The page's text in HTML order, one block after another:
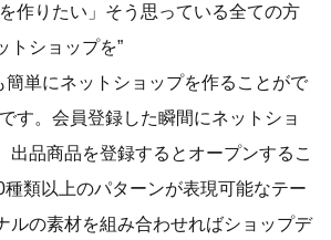
作りたい」そう思っている全ての方
トショップを”
簡単にネットショップを作ることがで
す。会員登録した瞬間にネットショ
出品商品を登録するとオープンするこ
類以上のパターンが表現可能なテー
ルの素材を組み合わせればショップデ